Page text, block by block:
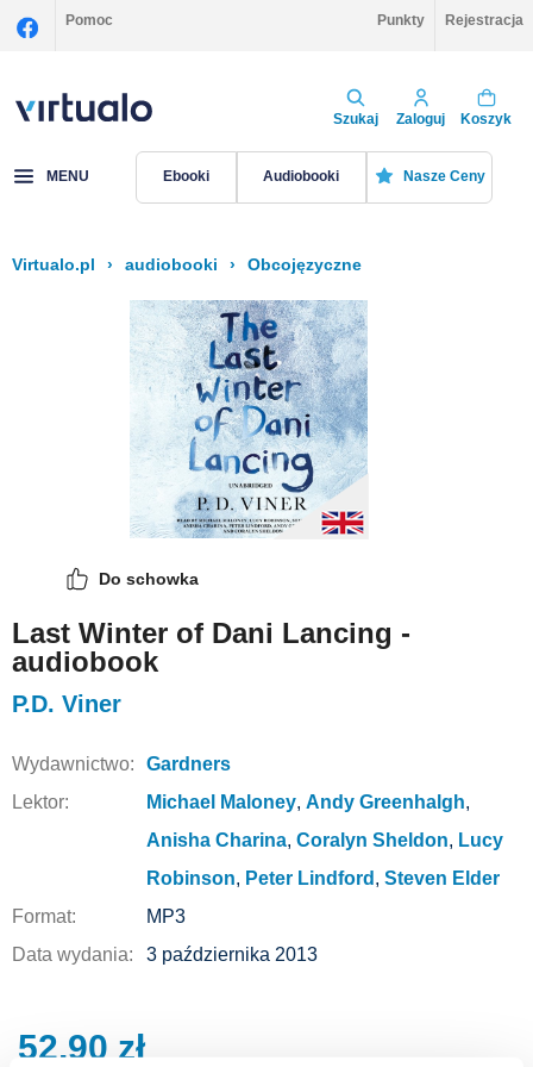
Pomoc Punkty Rejestracja
Szukaj Zaloguj Koszyk
MENU Ebooki Audiobooki Nasze Ceny
Virtualo.pl › audiobooki › Obcojęzyczne
Do schowka
Last Winter of Dani Lancing -
audiobook
P.D. Viner
Wydawnictwo:
Gardners
Lektor:
Michael Maloney, Andy Greenhalgh,
Anisha Charina, Coralyn Sheldon, Lucy
Robinson, Peter Lindford , Steven Elder
Format:
MP3
Data wydania:
3 października 2013
52,90 zł